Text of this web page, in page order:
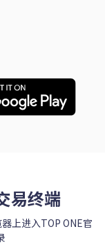
易终端
上进入TOP ONE官